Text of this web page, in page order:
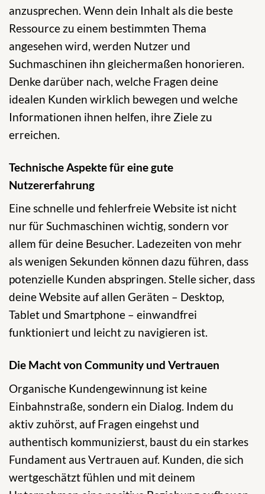
anzusprechen. Wenn dein Inhalt als die beste
Ressource zu einem bestimmten Thema
angesehen wird, werden Nutzer und
Suchmaschinen ihn gleichermaßen honorieren.
Denke darüber nach, welche Fragen deine
idealen Kunden wirklich bewegen und welche
Informationen ihnen helfen, ihre Ziele zu
erreichen.
Technische Aspekte für eine gute
Nutzererfahrung
Eine schnelle und fehlerfreie Website ist nicht
nur für Suchmaschinen wichtig, sondern vor
allem für deine Besucher. Ladezeiten von mehr
als wenigen Sekunden können dazu führen, dass
potenzielle Kunden abspringen. Stelle sicher, dass
deine Website auf allen Geräten – Desktop,
Tablet und Smartphone – einwandfrei
funktioniert und leicht zu navigieren ist.
Die Macht von Community und Vertrauen
Organische Kundengewinnung ist keine
Einbahnstraße, sondern ein Dialog. Indem du
aktiv zuhörst, auf Fragen eingehst und
authentisch kommunizierst, baust du ein starkes
Fundament aus Vertrauen auf. Kunden, die sich
wertgeschätzt fühlen und mit deinem